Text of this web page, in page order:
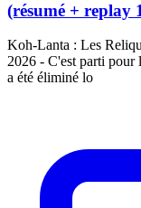
(résumé + replay
Koh-Lanta : Les
2026 - C'est parti
a été éliminé lo